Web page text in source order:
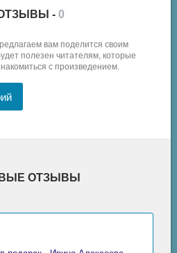
- 0
вам поделится своим
полезен читателям, которые
с произведением.
ОТЗЫВЫ